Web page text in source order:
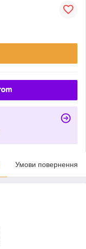
Умови повернення